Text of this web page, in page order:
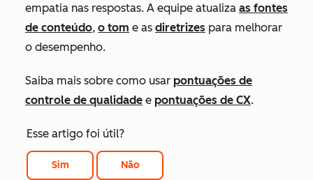
empatia nas respostas. A equipe atualiza as fontes
de conteúdo, o tom e as diretrizes para melhorar
o desempenho.
Saiba mais sobre como usar pontuações de
controle de qualidade e pontuações de CX.
Esse artigo foi útil?
Sim Não